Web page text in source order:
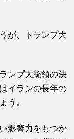
が、トランプ大
ンプ大統領の決
イランの長年の
う。
影響力をもつか